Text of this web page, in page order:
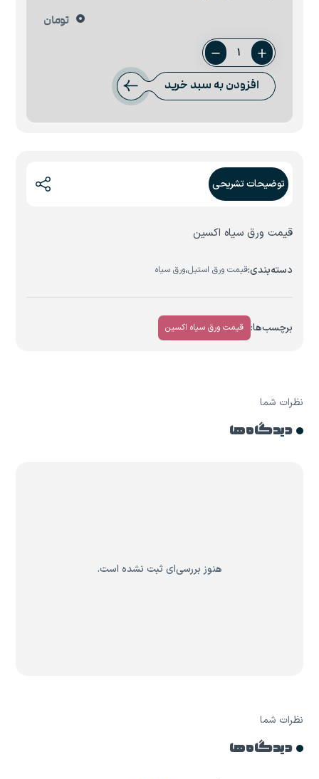
0 تومان
ورق
سیاه
50
افزودن به سبد خرید
توضیحات تشریحی
قیمت ورق سیاه اکسین
دسته‌بندی:قیمت ورق استیل،ورق سیاه
برچسب‌ها: قیمت ورق سیاه اکسین
نظرات شما
دیدگاه ها
هنوز بررسی‌ای ثبت نشده است.
نظرات شما
دیدگاه ها